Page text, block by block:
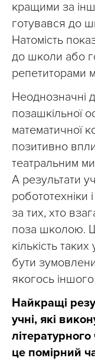
кращими за
готувався до
Натомість
до школи або
репетиторами
Неоднозначні
позашкільної
математичної
позитивно
театральним
А результати
робототехніки
за тих, хто
поза школою.
кількість
бути
якогось
Найкращі
учні, які
це помірний